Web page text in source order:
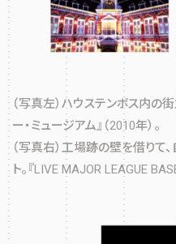
（写真左）ハウステンボス内の
ー・ミュージアム』（2010年）。
（写真右）工場跡の壁を借りて
ト。『LIVE MAJOR LEAGUE